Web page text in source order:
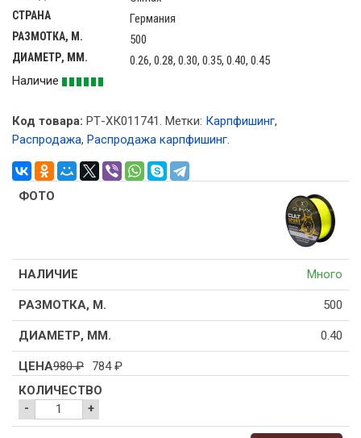
СТРАНА Германия
РАЗМОТКА, М. 500
ДИАМЕТР, ММ.
0.26, 0.28, 0.30, 0.35, 0.40, 0.45
Наличие
Код товара: РТ-ХК011741. Метки: Карпфишинг,
Распродажа, Распродажа карпфишинг.
Много
500
0.40
980₽ 784₽
- +